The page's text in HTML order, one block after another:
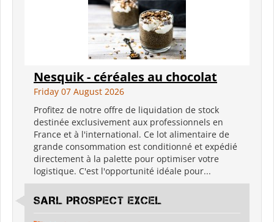
Nesquik - céréales au chocolat
Friday 07 August 2026
Profitez de notre offre de liquidation de stock
destinée exclusivement aux professionnels en
France et à l'international. Ce lot alimentaire de
grande consommation est conditionné et expédié
directement à la palette pour optimiser votre
logistique. C'est l'opportunité idéale pour...
SARL PROSPECT EXCEL